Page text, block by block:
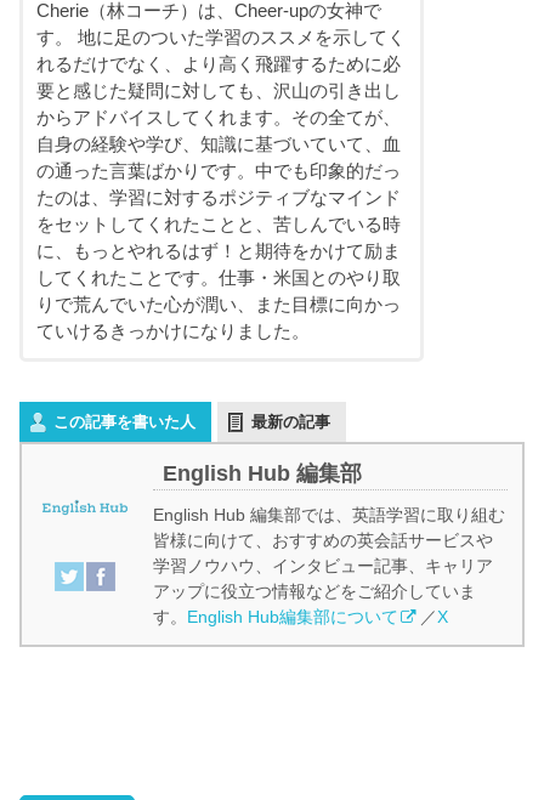
Cherie（林コーチ）は、Cheer-upの女神で
す。 地に足のついた学習のススメを示してく
れるだけでなく、より高く飛躍するために必
要と感じた疑問に対しても、沢山の引き出し
からアドバイスしてくれます。その全てが、
自身の経験や学び、知識に基づいていて、血
の通った言葉ばかりです。中でも印象的だっ
たのは、学習に対するポジティブなマインド
をセットしてくれたことと、苦しんでいる時
に、もっとやれるはず！と期待をかけて励ま
してくれたことです。仕事・米国とのやり取
りで荒んでいた心が潤い、また目標に向かっ
ていけるきっかけになりました。
この記事を書いた人 最新の記事
English Hub 編集部
English Hub 編集部では、英語学習に取り組む
皆様に向けて、おすすめの英会話サービスや
学習ノウハウ、インタビュー記事、キャリア
アップに役立つ情報などをご紹介していま
す。 English Hub編集部について ／X